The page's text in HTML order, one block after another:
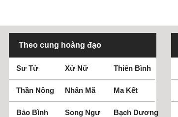
Theo cung hoàng đạo
Sư Tử Xử Nữ Thiên Bình
Thần Nông Nhân Mã Ma Kết
Bảo Bình Song Ngư Bạch Dương